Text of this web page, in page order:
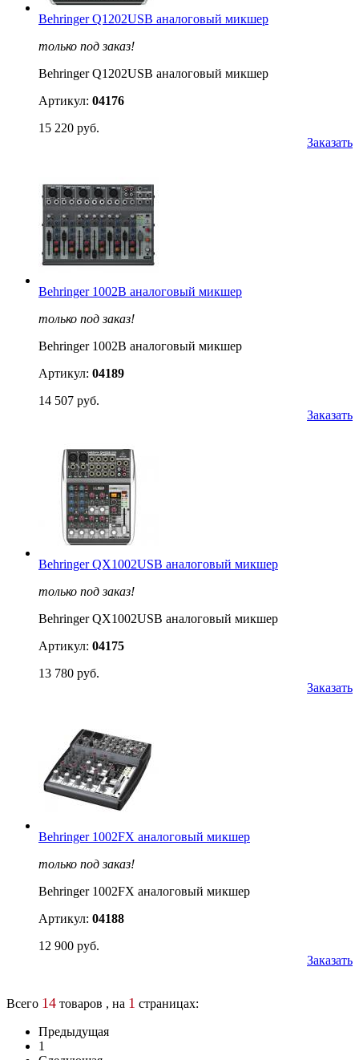
Behringer Q1202USB аналоговый микшер
только под заказ!
Behringer Q1202USB аналоговый микшер
Артикул: 04176
15 220 руб.
Заказать
Behringer 1002B аналоговый микшер
только под заказ!
Behringer 1002B аналоговый микшер
Артикул: 04189
14 507 руб.
Заказать
Behringer QX1002USB аналоговый микшер
только под заказ!
Behringer QX1002USB аналоговый микшер
Артикул: 04175
13 780 руб.
Заказать
Behringer 1002FX аналоговый микшер
только под заказ!
Behringer 1002FX аналоговый микшер
Артикул: 04188
12 900 руб.
Заказать
Всего 14 товаров , на 1 страницах:
Предыдущая
1